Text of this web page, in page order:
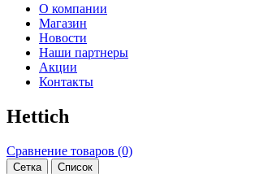
О компании
Магазин
Новости
Наши партнеры
Акции
Контакты
Hettich
Сравнение товаров (0)
Сетка Список